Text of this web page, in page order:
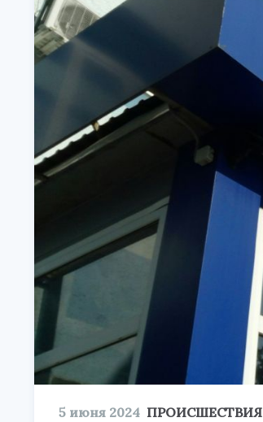
5 июня 2024 ПРОИСШЕСТВИЯ